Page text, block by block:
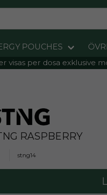
POUCHES
visas per dosa exklusive
RASPBERRY
stng14